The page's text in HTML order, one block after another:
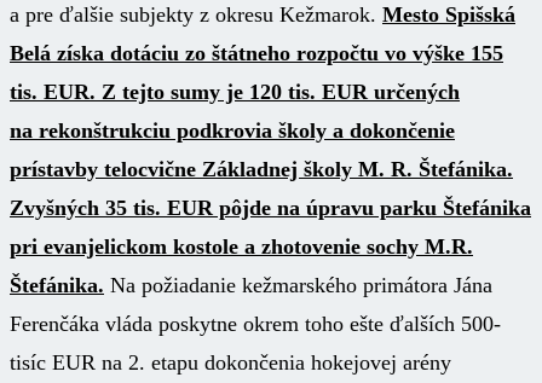
a pre ďalšie subjekty z okresu Kežmarok. Mesto Spišská
Belá získa dotáciu zo štátneho rozpočtu vo výške 155
tis. EUR. Z tejto sumy je 120 tis. EUR určených
na rekonštrukciu podkrovia školy a dokončenie
prístavby telocvične Základnej školy M. R. Štefánika.
Zvyšných 35 tis. EUR pôjde na úpravu parku Štefánika
pri evanjelickom kostole a zhotovenie sochy M.R.
Štefánika. Na požiadanie kežmarského primátora Jána
Ferenčáka vláda poskytne okrem toho ešte ďalších 500-
tisíc EUR na 2. etapu dokončenia hokejovej arény